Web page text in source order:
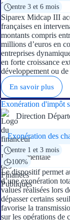
entre 3 et 6 mois
Siparex Midcap III
françaises en
montants compris
millions d’euros en
entreprises
en forte croissance
développement ou
En savoir plus
Exonération d'impôt
Direction
Exonération des
entre 1 et 3 mois
100%
Le dispositif permet
d’une exonération
values réalisées lors
dépasser certains
favorise la
sur les opérations de